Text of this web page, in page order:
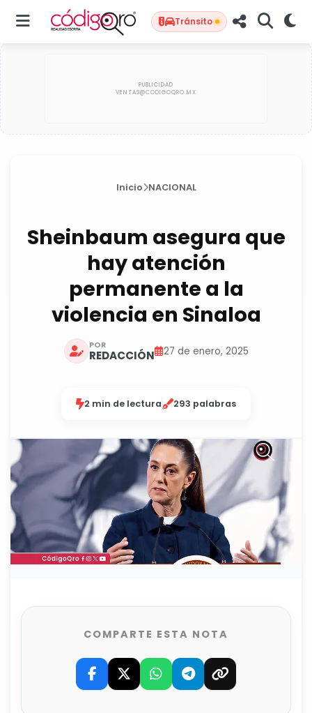
Tránsito
Inicio NACIONAL
Sheinbaum asegura que
hay atención
permanente a la
violencia en Sinaloa
POR
REDACCIÓN 27 de enero, 2025
2 min de lectura 293 palabras
COMPARTE ESTA NOTA